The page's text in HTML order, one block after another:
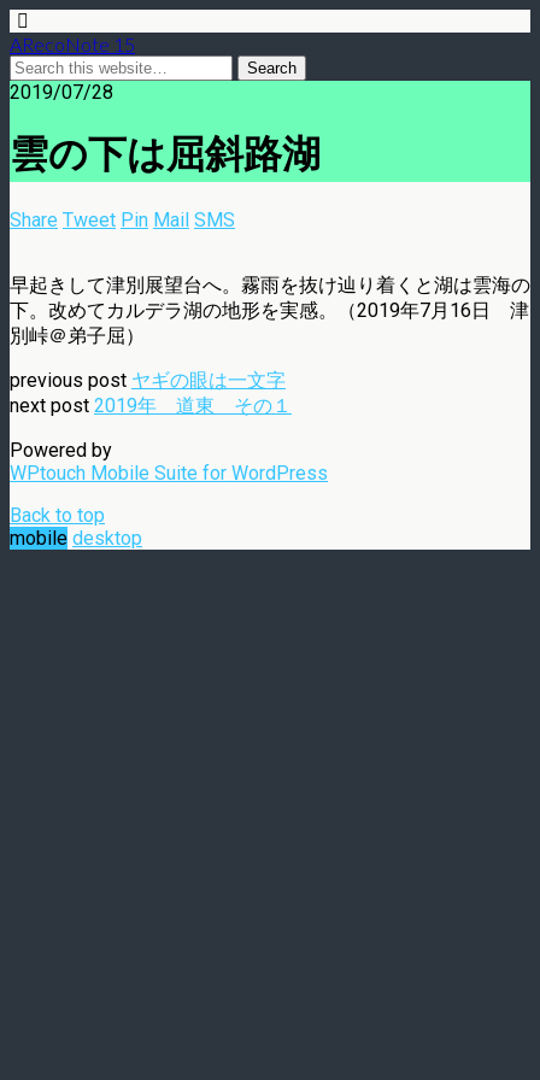
ARecoNote 15
2019/07/28
雲の下は屈斜路湖
Share Tweet Pin Mail SMS
早起きして津別展望台へ。霧雨を抜け辿り着くと湖は雲海の
下。改めてカルデラ湖の地形を実感。（2019年7月16日 津
別峠＠弟子屈）
previous post ヤギの眼は一文字
next post 2019年 道東 その１
Powered by
WPtouch Mobile Suite for WordPress
Back to top
mobile desktop